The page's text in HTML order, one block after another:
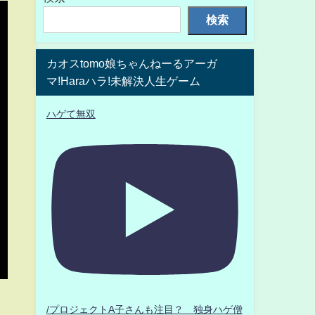
検索
カオスtomo娘ちゃんねーるアーガ
マ!Haraハラ!未解決人生ゲーム
ハゲて無双
/プロジェクトA子さんも注目？ 独身ハゲ僧